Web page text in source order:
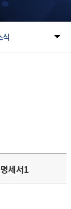
식
세서1